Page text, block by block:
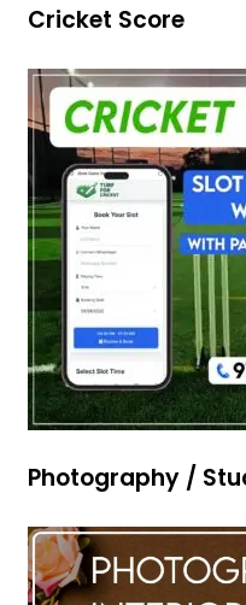
Cricket Score
Photography /